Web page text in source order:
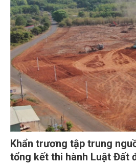
Khẩn trương tập trung
tổng kết thi hành Luật Đất